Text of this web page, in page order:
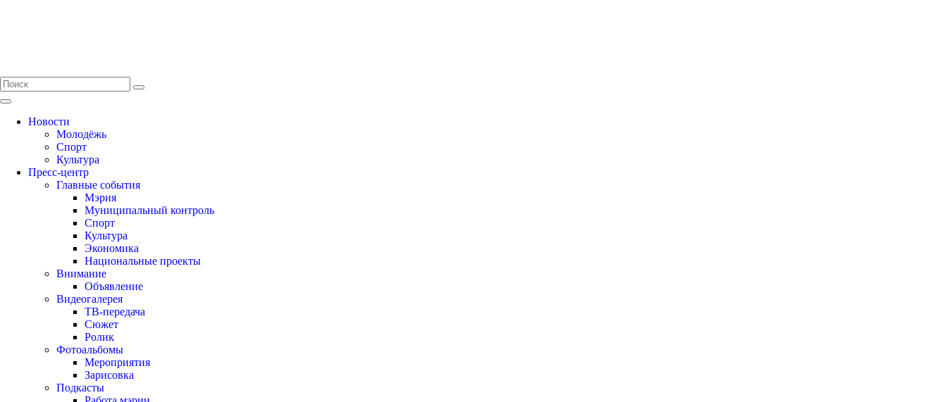
Новости
Молодёжь
Спорт
Культура
Пресс-центр
Главные события
Мэрия
Муниципальный контроль
Спорт
Культура
Экономика
Национальные проекты
Внимание
Объявление
Видеогалерея
ТВ-передача
Сюжет
Ролик
Фотоальбомы
Мероприятия
Зарисовка
Подкасты